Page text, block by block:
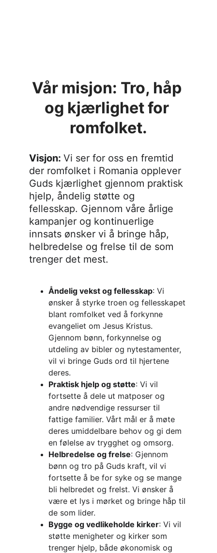
Vår misjon: Tro, håp
og kjærlighet for
romfolket.
Visjon: Vi ser for oss en fremtid
der romfolket i Romania opplever
Guds kjærlighet gjennom praktisk
hjelp, åndelig støtte og
fellesskap. Gjennom våre årlige
kampanjer og kontinuerlige
innsats ønsker vi å bringe håp,
helbredelse og frelse til de som
trenger det mest.
Åndelig vekst og fellesskap: Vi
ønsker å styrke troen og fellesskapet
blant romfolket ved å forkynne
evangeliet om Jesus Kristus.
Gjennom bønn, forkynnelse og
utdeling av bibler og nytestamenter,
vil vi bringe Guds ord til hjertene
deres.
Praktisk hjelp og støtte: Vi vil
fortsette å dele ut matposer og
andre nødvendige ressurser til
fattige familier. Vårt mål er å møte
deres umiddelbare behov og gi dem
en følelse av trygghet og omsorg.
Helbredelse og frelse: Gjennom
bønn og tro på Guds kraft, vil vi
fortsette å be for syke og se mange
bli helbredet og frelst. Vi ønsker å
være et lys i mørket og bringe håp til
de som lider.
Bygge og vedlikeholde kirker: Vi vil
støtte menigheter og kirker som
trenger hjelp, både økonomisk og